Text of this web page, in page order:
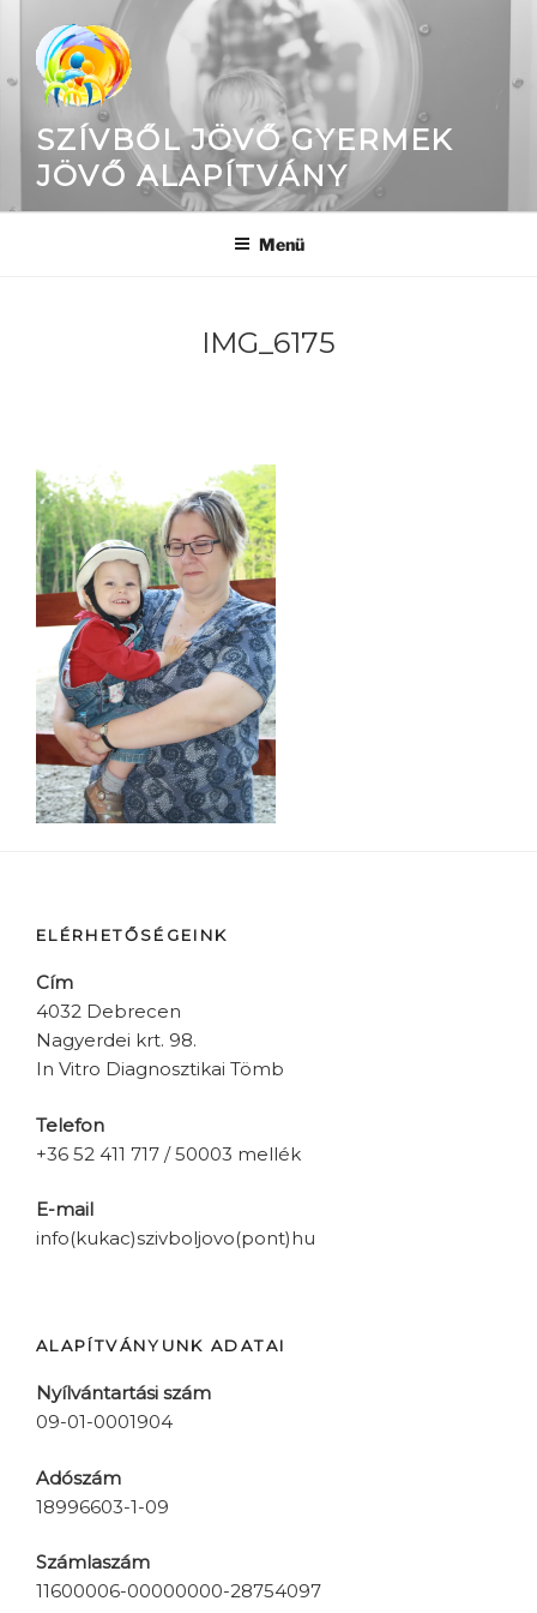
SZÍVBŐL JÖVŐ GYERMEK
JÖVŐ ALAPÍTVÁNY
Menü
IMG_6175
ELÉRHETŐSÉGEINK
Cím
4032 Debrecen
Nagyerdei krt. 98.
In Vitro Diagnosztikai Tömb
Telefon
+36 52 411 717 / 50003 mellék
E-mail
info(kukac)szivboljovo(pont)hu
ALAPÍTVÁNYUNK ADATAI
Nyílvántartási szám
09-01-0001904
Adószám
18996603-1-09
Számlaszám
11600006-00000000-28754097